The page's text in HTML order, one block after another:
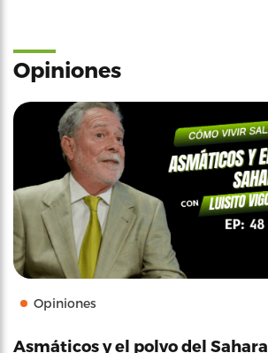
Opiniones
Opiniones
Asmáticos y el polvo del Sahara